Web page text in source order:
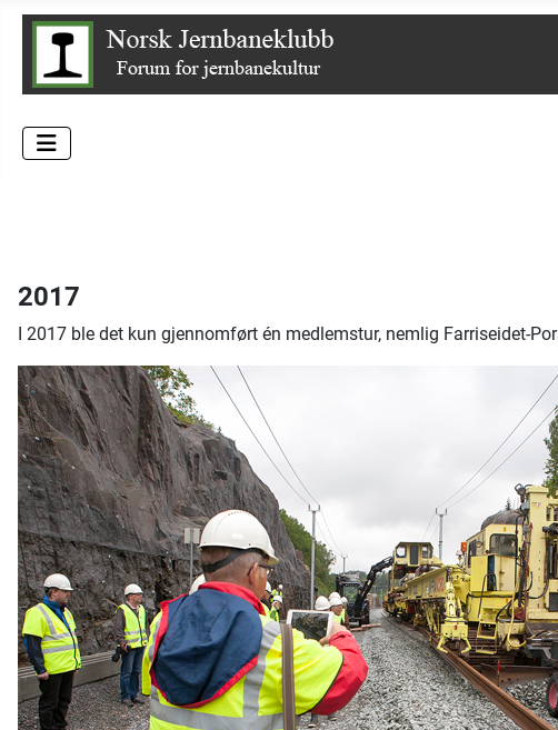
2017
I 2017 ble det kun gjennomført én medlemstur, nemlig Farriseidet-